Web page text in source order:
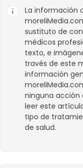
La información
sustituto de
médicos
texto, e
través de este
información
ninguna acción
leer este
tipo de
de salud.